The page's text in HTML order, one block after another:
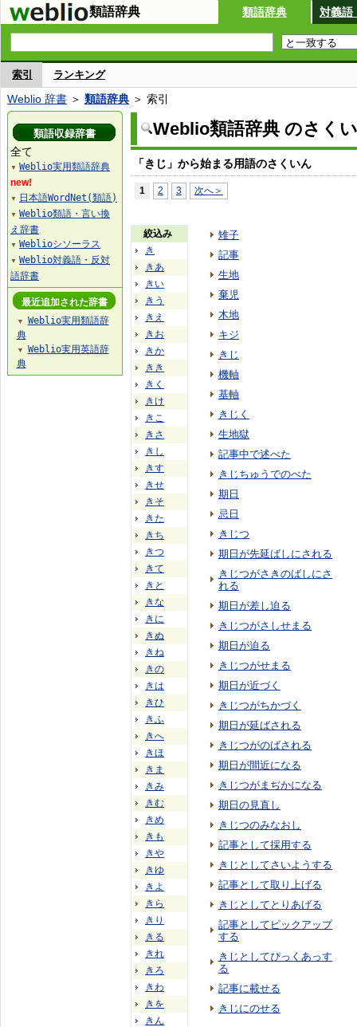
類語辞典 類語辞典 対義語
索引 ランキング
Weblio 辞書 ＞ 類語辞典 ＞ 索引
Weblio類語辞典 のさく
「きじ」から始まる用語のさくいん
1 2 3 次へ＞
絞込み
き
きあ
きい
きう
きえ
きお
きか
きき
きく
きけ
きこ
きさ
きし
きす
きせ
きそ
きた
きち
きつ
きて
きと
きな
きに
きぬ
きね
きの
きは
きひ
きふ
きへ
きほ
きま
きみ
きむ
きめ
きも
きや
きゆ
きよ
きら
きり
きる
きれ
きろ
きわ
きを
きん
雉子
記事
生地
棄児
木地
キジ
きじ
機軸
基軸
きじく
生地獄
記事中で述べた
きじちゅうでのべた
期日
忌日
きじつ
期日が先延ばしにされる
きじつがさきのばしにさ
れる
期日が差し迫る
きじつがさしせまる
期日が迫る
きじつがせまる
期日が近づく
きじつがちかづく
期日が延ばされる
きじつがのばされる
期日が間近になる
きじつがまぢかになる
期日の見直し
きじつのみなおし
記事として採用する
きじとしてさいようする
記事として取り上げる
きじとしてとりあげる
記事としてピックアップ
する
きじとしてぴっくあっす
る
記事に載せる
きじにのせる
類語収録辞書
全て
▼ Weblio実用類語辞典
new!
▼ 日本語WordNet(類語)
▼ Weblio類語・言い換
え辞書
▼ Weblioシソーラス
▼ Weblio対義語・反対
語辞書
最近追加された辞書
▼
Weblio実用類語辞
典
▼
Weblio実用英語辞
典